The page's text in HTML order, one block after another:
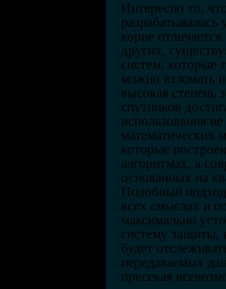
Интересно то,
корне
других,
систем, которые
можно взломать
высокая степень
спутников
использования
математических
которые
алгоритмах, а
основанных на
Подобный
всех смыслах и
максимально
систему защиты,
будет
передаваемых
пресекая